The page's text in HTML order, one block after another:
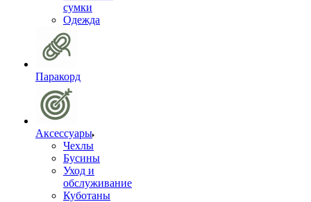
сумки
Одежда
Паракорд
Аксессуары
Чехлы
Бусины
Уход и
обслуживание
Куботаны